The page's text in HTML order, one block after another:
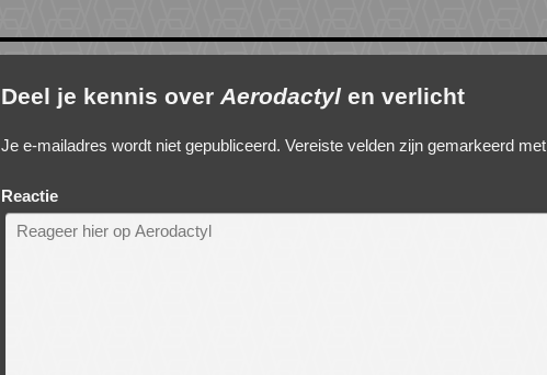
Deel je kennis over Aerodactyl en verlicht
Je e-mailadres wordt niet gepubliceerd. Vereiste velden zijn gemarkeerd met
Reactie